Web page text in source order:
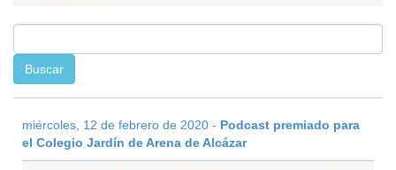
miércoles, 12 de febrero de 2020 - Podcast premiado para
el Colegio Jardín de Arena de Alcázar